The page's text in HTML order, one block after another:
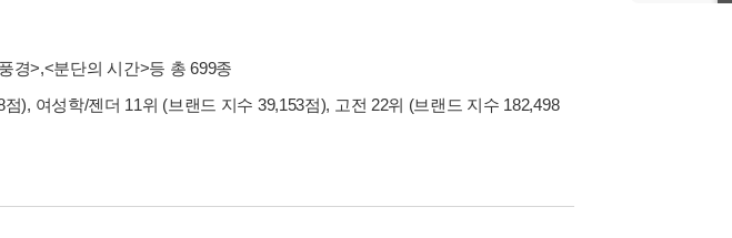
경>,<분단의 시간>등 총 699종
), 여성학/젠더 11위 (브랜드 지수 39,153점), 고전 22위 (브랜드 지수 182,498